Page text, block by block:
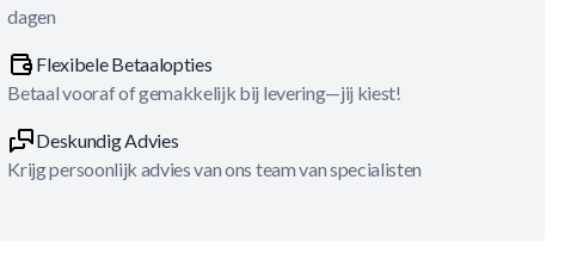
dagen
Flexibele Betaalopties
Betaal vooraf of gemakkelijk bij levering—jij kiest!
Deskundig Advies
Krijg persoonlijk advies van ons team van specialisten